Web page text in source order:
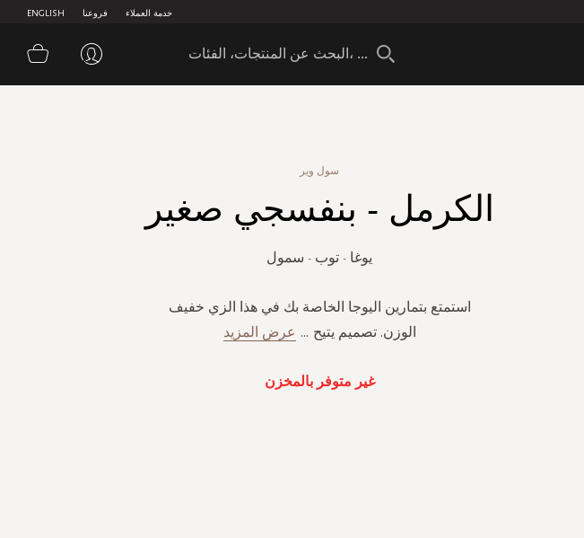
ENGLISH فروعنا خدمة العملاء
سلة
سول وير
الكرمل - بنفسجي صغير
يوغا - توب - سمول
استمتع بتمارين اليوجا الخاصة بك في هذا الزي خفيف
الوزن. تصميم يتيح ... عرض المزيد
غير متوفر بالمخزن